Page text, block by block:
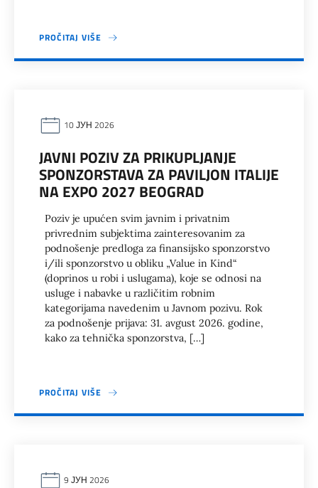
PROČITAJ VIŠE
10 ЈУН 2026
JAVNI POZIV ZA PRIKUPLJANJE
SPONZORSTAVA ZA PAVILJON ITALIJE
NA EXPO 2027 BEOGRAD
Poziv je upućen svim javnim i privatnim
privrednim subjektima zainteresovanim za
podnošenje predloga za finansijsko sponzorstvo
i/ili sponzorstvo u obliku „Value in Kind“
(doprinos u robi i uslugama), koje se odnosi na
usluge i nabavke u različitim robnim
kategorijama navedenim u Javnom pozivu. Rok
za podnošenje prijava: 31. avgust 2026. godine,
kako za tehnička sponzorstva, […]
PROČITAJ VIŠE
9 ЈУН 2026